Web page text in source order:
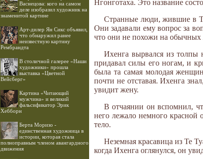
Васнецова: кого на самом
деле изобразил художник на
знаменитой картине
Арт-дилер Ян Сикс объявил,
что обнаружил ранее
неизвестную картину
Рембрандта
В столичной галерее «Наши
художники» прошла
выставка «Цветной
Вейсберг»
Картина «Читающий
мужчина» и великий
фальсификатор Эрик
Хебборн
Берта Моризо -
единственная художница в
истории, которая стала
полноправным членом авангардного
движения
Нгонготаха. Это название
Странные люди, жившие в
Они задавали ему вопрос за
что они не похожи на обычных
Ихенга вырвался из толпы
придавал силы его ногам, и
была та самая молодая
почти не отставая. Ихенга
увидит жену.
В отчаянии он вспомнил,
него лежало немного красной
тело.
Неземная красавица из Те
когда Ихенга оглянулся, он